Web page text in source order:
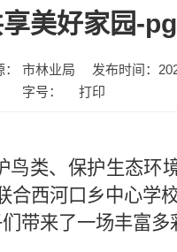
美好家园-
： 市林业局
发布时间：
字号：
打印
类、保护生态环
合西河口乡中心学
带来了一场丰富